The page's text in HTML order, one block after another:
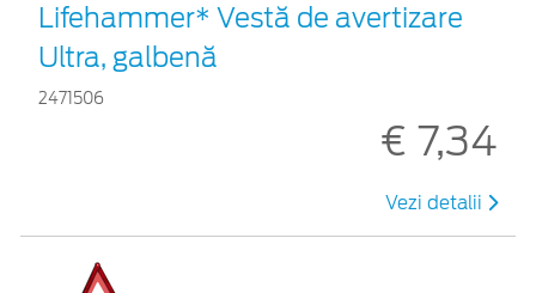
Lifehammer* Vestă de avertizare
Ultra, galbenă
2471506
€ 7,34
Vezi detalii